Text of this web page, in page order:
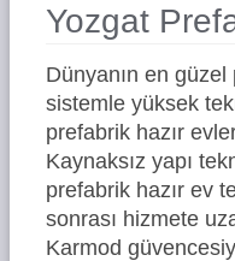
Yozgat
Dünyanın en
sistemle yüksek
prefabrik hazır
Kaynaksız yapı
prefabrik hazır ev
sonrası hizmete
Karmod